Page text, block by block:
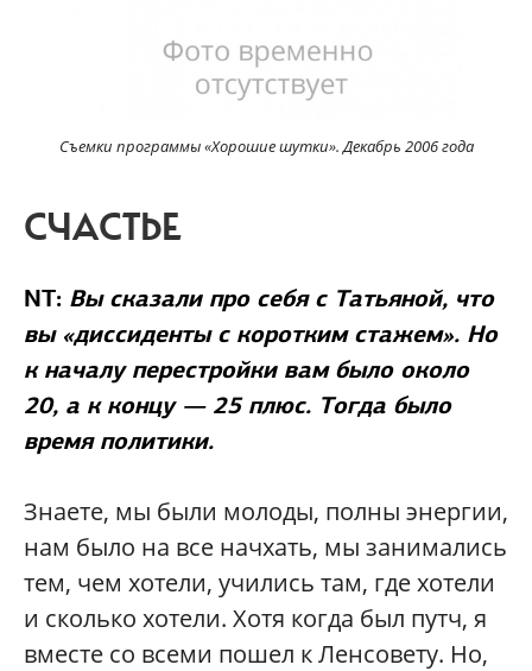
Съемки программы «Хорошие шутки». Декабрь 2006 года
СЧАСТЬЕ
NT: Вы сказали про себя с Татьяной, что
вы «диссиденты с коротким стажем». Но
к началу перестройки вам было около
20, а к концу — 25 плюс. Тогда было
время политики.
Знаете, мы были молоды, полны энергии,
нам было на все начхать, мы занимались
тем, чем хотели, учились там, где хотели
и сколько хотели. Хотя когда был путч, я
вместе со всеми пошел к Ленсовету. Но,